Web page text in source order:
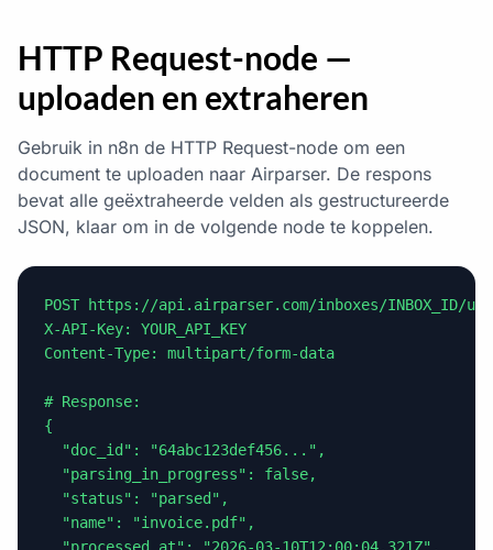
HTTP Request-node —
uploaden en extraheren
Gebruik in n8n de HTTP Request-node om een
document te uploaden naar Airparser. De respons
bevat alle geëxtraheerde velden als gestructureerde
JSON, klaar om in de volgende node te koppelen.
POST https://api.airparser.com/inboxes/INBOX_ID/
X-API-Key: YOUR_API_KEY
Content-Type: multipart/form-data
# Response:
{
  "doc_id": "64abc123def456...",
  "parsing_in_progress": false,
  "status": "parsed",
  "name": "invoice.pdf",